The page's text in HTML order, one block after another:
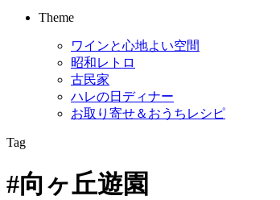
Theme
ワインと心地よい空間
昭和レトロ
古民家
ハレの日ディナー
お取り寄せ＆おうちレシピ
Tag
#向ヶ丘遊園